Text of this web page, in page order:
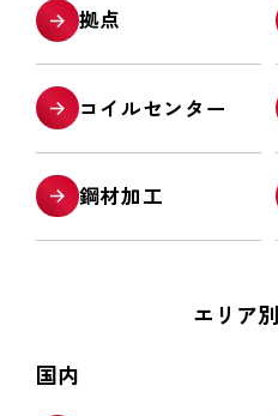
拠点
コイルセンター
鋼材加工
エリア
国内